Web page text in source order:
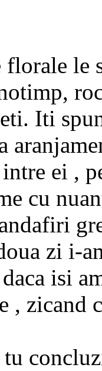
florale le
Iti
ei ,
cu
zi i-
isi
, zicand